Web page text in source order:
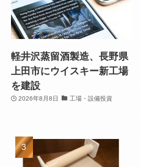
軽井沢蒸留酒製造、長野県
上田市にウイスキー新工場
を建設
2026年8月8日 工場・設備投資